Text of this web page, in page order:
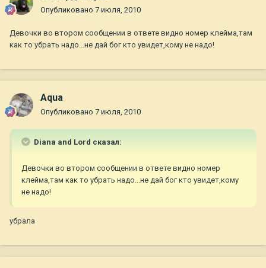
Опубликовано 7 июля, 2010
Девочки во втором сообщении в ответе видно номер клейма,там
как то убрать надо...не дай бог кто увидет,кому не надо!
Aqua
Опубликовано 7 июля, 2010
Diana and Lord сказал:
Девочки во втором сообщении в ответе видно номер
клейма,там как то убрать надо...не дай бог кто увидет,кому
не надо!
убрала